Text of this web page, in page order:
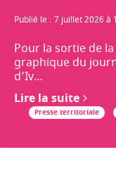
Publié le : 7 juillet 2026 à
Pour la sortie de
graphique du
d’Iv…
Lire la suite
Presse territoriale